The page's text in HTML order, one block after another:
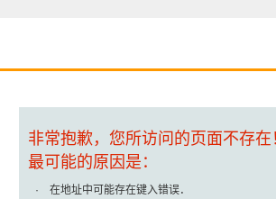
非常抱歉，您所访问的页面不存在
最可能的原因是：
· 在地址中可能存在键入错误．